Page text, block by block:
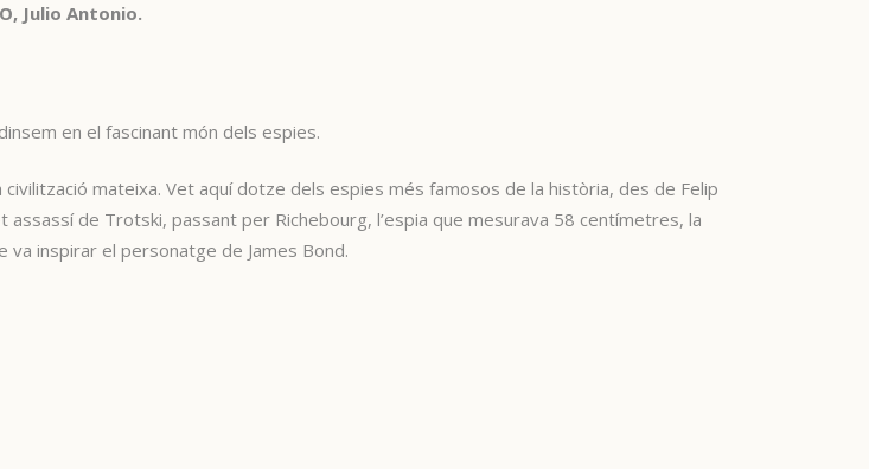
Julio Antonio.
en el fascinant món dels espies.
mateixa. Vet aquí dotze dels espies més famosos de la història, des de Felip
assassí de Trotski, passant per Richebourg, l’espia que mesurava 58 centímetres, la
va inspirar el personatge de James Bond.